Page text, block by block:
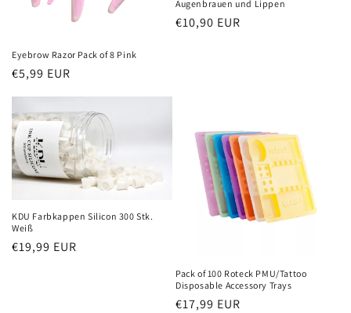
Eyebrow Razor Pack of 8 Pink
Regular
€5,99 EUR
Augenbrauen und Lippen
Regular
€10,90 EUR
KDU Farbkappen Silicon 300 Stk.
Weiß
Regular
€19,99 EUR
Pack of 100 Roteck PMU/Tattoo
Disposable Accessory Trays
Regular
€17,99 EUR